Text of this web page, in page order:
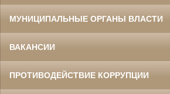
МУНИЦИПАЛЬНЫЕ ОРГАНЫ ВЛАСТИ
ВАКАНСИИ
ПРОТИВОДЕЙСТВИЕ КОРРУПЦИИ